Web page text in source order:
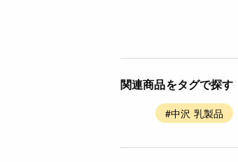
関連商品をタグで探す
#中沢 乳製品